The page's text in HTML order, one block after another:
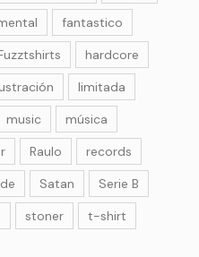
fantastico
hardcore
limitada
music
música
Raulo
records
Satan
Serie B
stoner
t-shirt